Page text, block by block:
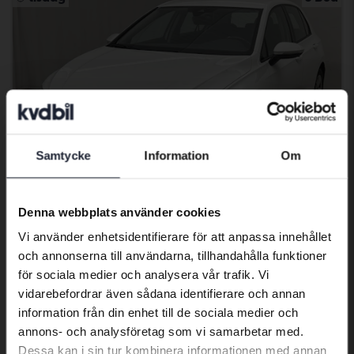
Samtycke Information Om
Denna webbplats använder cookies
Vi använder enhetsidentifierare för att anpassa innehållet
och annonserna till användarna, tillhandahålla funktioner
för sociala medier och analysera vår trafik. Vi
vidarebefordrar även sådana identifierare och annan
information från din enhet till de sociala medier och
annons- och analysföretag som vi samarbetar med.
Dessa kan i sin tur kombinera informationen med annan
Testad
Volkswagen Golf
VIII TGI 5dr
2023
7 086 mil
Gas
Åkersberga (Runö)
Ledande bud 80 500 kr
Preferred language
We have detected that your browser
Swedish. To better service our friends
abroad we have an English language
site (kvdcars.com) that contains all the
same vehicles and services.